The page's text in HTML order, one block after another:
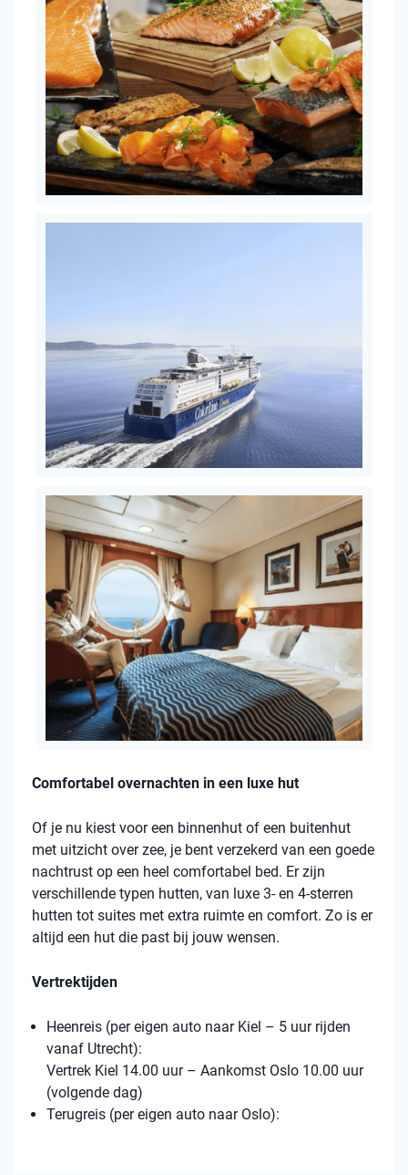
Comfortabel overnachten in een luxe hut
Of je nu kiest voor een binnenhut of een buitenhut
met uitzicht over zee, je bent verzekerd van een goede
nachtrust op een heel comfortabel bed. Er zijn
verschillende typen hutten, van luxe 3- en 4-sterren
hutten tot suites met extra ruimte en comfort. Zo is er
altijd een hut die past bij jouw wensen.
Vertrektijden
Heenreis (per eigen auto naar Kiel – 5 uur rijden
vanaf Utrecht):
Vertrek Kiel 14.00 uur – Aankomst Oslo 10.00 uur
(volgende dag)
Terugreis (per eigen auto naar Oslo):